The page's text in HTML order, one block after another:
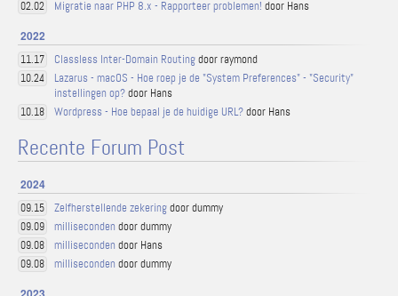
02.02 Migratie naar PHP 8.x - Rapporteer problemen! door Hans
2022
11.17 Classless Inter-Domain Routingdoor raymond
10.24
Lazarus - macOS - Hoe roep je de "System Preferences" - "Security"
instellingen op?door Hans
10.18 Wordpress - Hoe bepaal je de huidige URL?door Hans
Recente Forum Post
2024
09.15 Zelfherstellende zekeringdoor dummy
09.09 milliseconden door dummy
09.08 milliseconden door Hans
09.08 milliseconden door dummy